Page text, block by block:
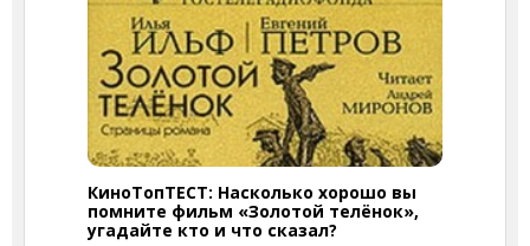
КиноТопТЕСТ: Насколько хорошо вы
помните фильм «Золотой телёнок»,
угадайте кто и что сказал?